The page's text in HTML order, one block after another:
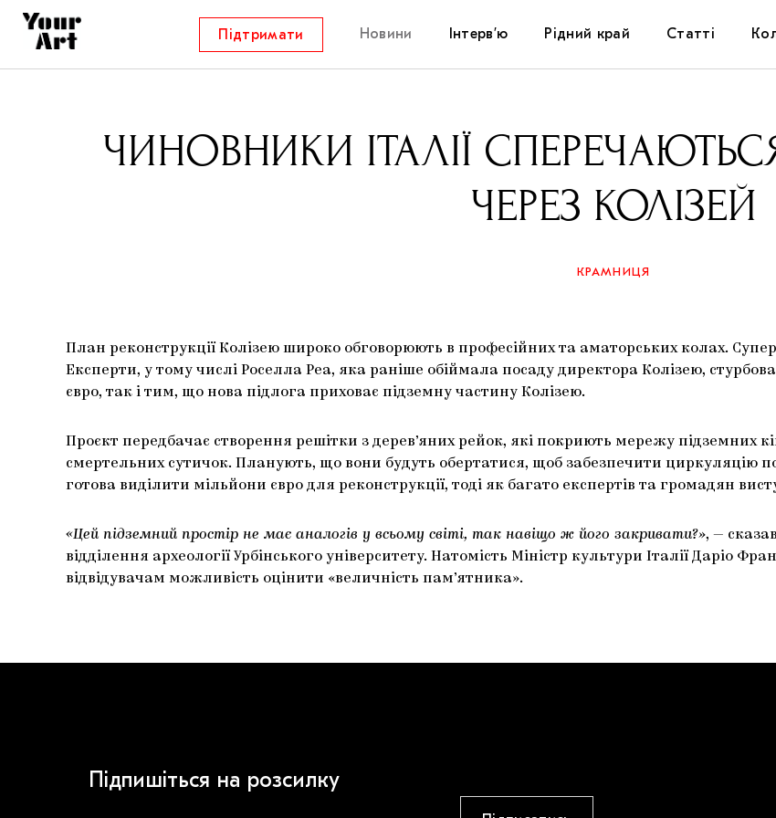
Підтримати Новини Інтерв’ю
Куратори
Архітектура
Рідний край
Самоорганізації
Освіта
Галереї
Артцентри
Статті
Коментарі
Історії
ЧИНОВНИКИ ІТАЛІЇ
ЧЕРЕЗ КОЛІЗЕЙ
КРАМНИЦЯ
План реконструкції Колізею широко обговорюють в професійних та аматорських колах.
Експерти, у тому числі Роселла Реа, яка раніше обіймала посаду директора Колізею,
євро, так і тим, що нова підлога приховає підземну частину Колізею.
Проєкт передбачає створення решітки з дерев’яних рейок, які покриють мережу підземних
смертельних сутичок. Планують, що вони будуть обертатися, щоб забезпечити циркуляцію
готова виділити мільйони євро для реконструкції, тоді як багато експертів та громадян
«Цей підземний простір не має аналогів у всьому світі, так навіщо ж його закривати?», —
відділення археології Урбінського університету. Натомість Міністр культури Італії Даріо
відвідувачам можливість оцінити «величність пам’ятника».
Підпишіться на розсилку